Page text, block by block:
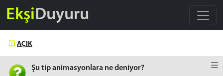
EkşiDuyuru
AÇIK
Şu tip animasyonlara ne deniyor?